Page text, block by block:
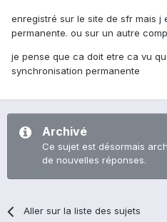
enregistré sur le site de sfr mais j
permanente. ou sur un autre
je pense que ca doit etre ca vu
synchronisation permanente
Archivé
Ce sujet est désormais
de nouvelles réponses.
Aller sur la liste des sujets